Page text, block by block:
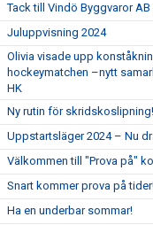
Tack till Vindö Byggvaror
Juluppvisning 2024
Olivia visade upp
hockeymatchen –nytt
HK
Ny rutin för skridskoslipning!
Uppstartsläger 2024 – Nu
Välkommen till "Prova på"
Snart kommer prova på
Ha en underbar sommar!